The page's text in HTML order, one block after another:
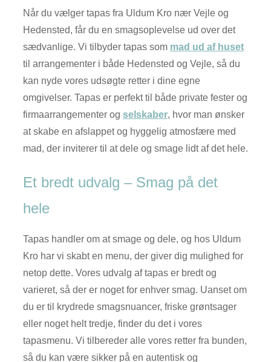
Når du vælger tapas fra Uldum Kro nær Vejle og
Hedensted, får du en smagsoplevelse ud over det
sædvanlige. Vi tilbyder tapas som mad ud af huset
til arrangementer i både Hedensted og Vejle, så du
kan nyde vores udsøgte retter i dine egne
omgivelser. Tapas er perfekt til både private fester og
firmaarrangementer og selskaber, hvor man ønsker
at skabe en afslappet og hyggelig atmosfære med
mad, der inviterer til at dele og smage lidt af det hele.
Et bredt udvalg – Smag på det
hele
Tapas handler om at smage og dele, og hos Uldum
Kro har vi skabt en menu, der giver dig mulighed for
netop dette. Vores udvalg af tapas er bredt og
varieret, så der er noget for enhver smag. Uanset om
du er til krydrede smagsnuancer, friske grøntsager
eller noget helt tredje, finder du det i vores
tapasmenu. Vi tilbereder alle vores retter fra bunden,
så du kan være sikker på en autentisk og